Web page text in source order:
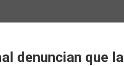
denuncian que la